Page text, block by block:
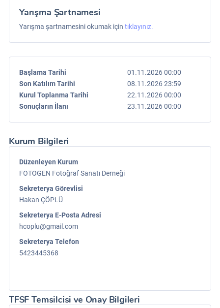
Yarışma Şartnamesi
Yarışma şartnamesini okumak için tıklayınız.
Başlama Tarihi
01.11.2026 00:00
Son Katılım Tarihi
08.11.2026 23:59
Kurul Toplanma Tarihi
22.11.2026 00:00
Sonuçların İlanı
23.11.2026 00:00
Kurum Bilgileri
Düzenleyen Kurum
FOTOGEN Fotoğraf Sanatı Derneği
Sekreterya Görevlisi
Hakan ÇÖPLÜ
Sekreterya E-Posta Adresi
hcoplu@gmail.com
Sekreterya Telefon
5423445368
TFSF Temsilcisi ve Onay Bilgileri